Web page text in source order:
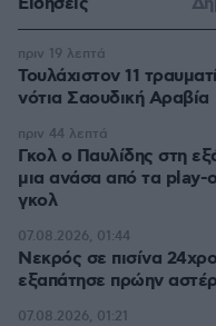
Τουλάχιστον 11
νότια Σαουδική Αραβία
πριν 19 λεπτά
Γκολ ο Παυλίδης στη
μια ανάσα από τα play-
γκολ
πριν 44 λεπτά
Νεκρός σε πισίνα
εξαπάτησε πρώην
07.08.2026, 01:44
07.08.2026, 01:21